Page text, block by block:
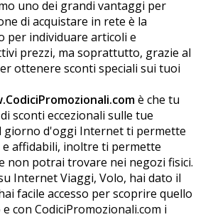
uno dei grandi vantaggi per
di acquistare in rete è la
per individuare articoli e
prezzi, ma soprattutto, grazie al
ottenere sconti speciali sui tuoi
è che tu
sconti eccezionali sulle tue
giorno d'oggi Internet ti permette
affidabili, inoltre ti permette
non potrai trovare nei negozi fisici.
Internet Viaggi, Volo, hai dato il
facile accesso per scoprire quello
con CodiciPromozionali.com i